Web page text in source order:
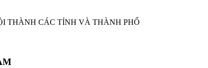
THÀNH CÁC TỈNH VÀ THÀNH PHỐ